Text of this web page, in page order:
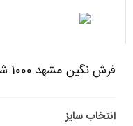
فرش نگین مشهد 1000 شانه طرح 1018/1 کرم
انتخاب سایز